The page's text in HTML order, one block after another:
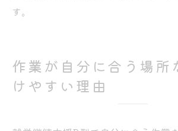
す。
作業が自分に合う場所
けやすい理由